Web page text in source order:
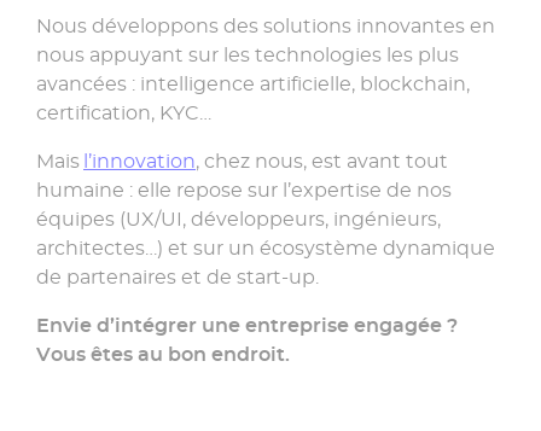
Nous développons des solutions innovantes en
nous appuyant sur les technologies les plus
avancées : intelligence artificielle, blockchain,
certification, KYC…
Mais l’innovation, chez nous, est avant tout
humaine : elle repose sur l’expertise de nos
équipes (UX/UI, développeurs, ingénieurs,
architectes…) et sur un écosystème dynamique
de partenaires et de start-up.
Envie d’intégrer une entreprise engagée ?
Vous êtes au bon endroit.